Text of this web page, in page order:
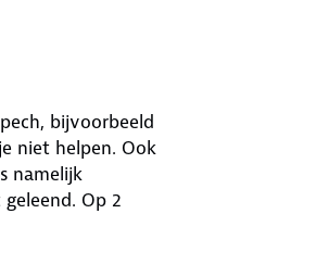
bijvoorbeeld
niet helpen. Ook
namelijk
Op 2